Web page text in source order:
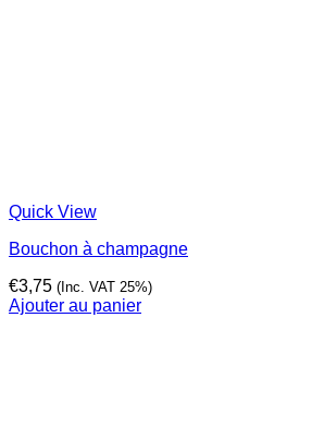
Quick View
Bouchon à champagne
€3,75 (Inc. VAT 25%)
Ajouter au panier